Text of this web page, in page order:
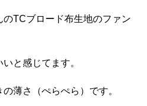
TCブロード布生地のファン
と感じてます。
薄さ（ぺらぺら）です。